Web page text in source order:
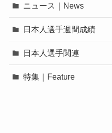
ニュース｜News
日本人選手週間成績
日本人選手関連
特集｜Feature